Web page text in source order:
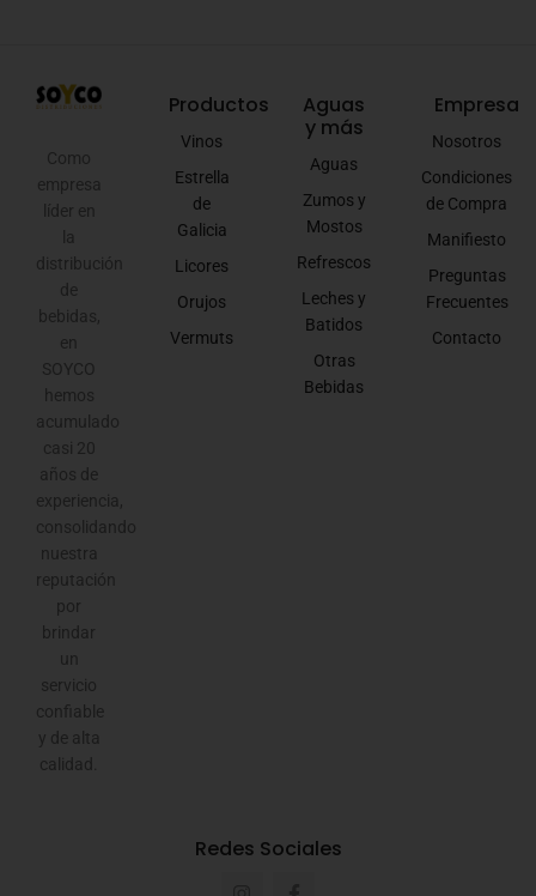
Como
empresa
líder en
la
distribución
de
bebidas,
en
SOYCO
hemos
acumulado
casi 20
años de
experiencia,
consolidando
nuestra
reputación
por
brindar
un
servicio
confiable
y de alta
calidad.
Productos
Vinos
Estrella
de
Galicia
Licores
Orujos
Vermuts
Aguas
y más
Aguas
Zumos y
Mostos
Refrescos
Leches y
Batidos
Otras
Bebidas
Empresa
Nosotros
Condiciones
de Compra
Manifiesto
Preguntas
Frecuentes
Contacto
Redes Sociales